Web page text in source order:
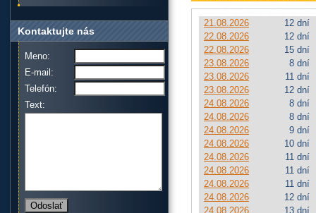
21.08.2026
12 dní
22.08.2026
12 dní
22.08.2026
15 dní
23.08.2026
8 dní
23.08.2026
11 dní
23.08.2026
12 dní
24.08.2026
8 dní
24.08.2026
8 dní
24.08.2026
9 dní
24.08.2026
10 dní
24.08.2026
11 dní
24.08.2026
11 dní
24.08.2026
11 dní
24.08.2026
12 dní
24.08.2026
13 dní
Kontaktujte nás
Meno:
E-mail:
Telefón:
Text: